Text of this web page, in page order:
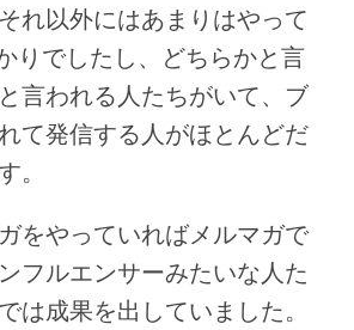
れ以外にはあまりはやって
りでしたし、どちらかと言
言われる人たちがいて、ブ
て発信する人がほとんどだ
。
をやっていればメルマガで
フルエンサーみたいな人た
は成果を出していました。